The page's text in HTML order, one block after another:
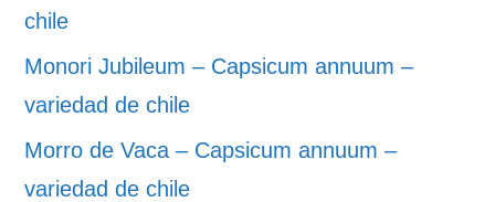
chile
Monori Jubileum – Capsicum annuum –
variedad de chile
Morro de Vaca – Capsicum annuum –
variedad de chile